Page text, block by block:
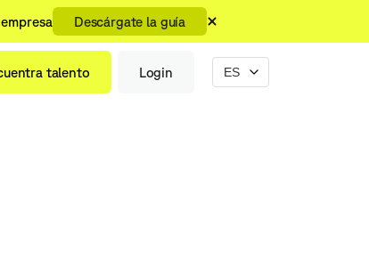
Descárgate la guía
talento Login